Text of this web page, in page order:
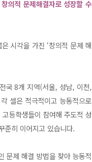
의적 문제해결자로 성장할 수
시각을 가진 ‘창의적 문제 해
국 8개 지역(서울, 성남, 이천,
각 셀은 적극적이고 능동적으로
등학생들이 참여해 주도적 성
준히 이어지고 있습니다.
문제 해결 방법을 찾아 능동적